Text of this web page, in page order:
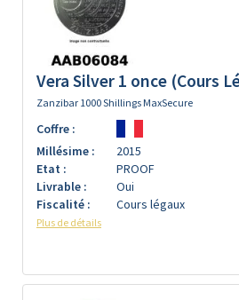
Vera Silver 1 once (Cours
Zanzibar 1000 Shillings MaxSecure
Coffre :
Millésime :
2015
Etat :
PROOF
Livrable :
Oui
Fiscalité :
Cours légaux
Plus de détails